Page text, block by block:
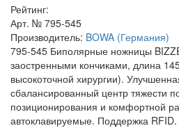
Рейтинг:
Арт. № 795-545
Производитель: BOWA (Германия)
795-545 Биполярные ножницы
заостренными кончиками, длина
высокоточной хирургии).
сбалансированный центр тяжести
позиционирования и комфортной
автоклавируемые. Поддержка RFID.